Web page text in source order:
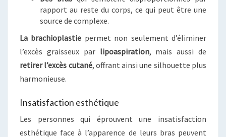
rapport au reste du corps, ce qui peut être une
source de complexe.
La brachioplastie permet non seulement d’éliminer
l’excès graisseux par lipoaspiration, mais aussi de
retirer l’excès cutané, offrant ainsi une silhouette plus
harmonieuse.
Insatisfaction esthétique
Les personnes qui éprouvent une insatisfaction
esthétique face à l’apparence de leurs bras peuvent